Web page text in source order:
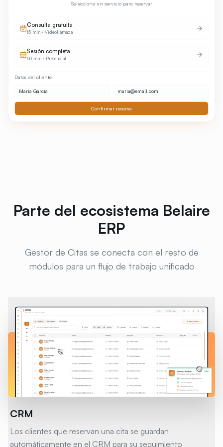
Selecciona un servicio para reservar
Consulta gratuita
15 min · Videollamada
Sesión completa
60 min · Presencial
Datos del cliente
María García maria@email.com
Confirmar reserva
Parte del ecosistema Belaire
ERP
Gestor de Citas se conecta con el resto de
módulos para un flujo de trabajo unificado
CRM
Los clientes que reservan una cita se guardan
automáticamente en el CRM para su seguimiento